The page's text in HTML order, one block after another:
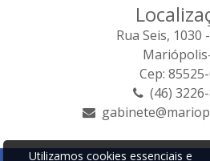
Rua Seis, 1030
Cep:
(46)
Utilizamos cookies essenciais e